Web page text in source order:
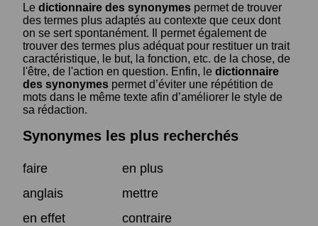
Le dictionnaire des synonymes permet de trouver
des termes plus adaptés au contexte que ceux dont
on se sert spontanément. Il permet également de
trouver des termes plus adéquat pour restituer un trait
caractéristique, le but, la fonction, etc. de la chose, de
l'être, de l'action en question. Enfin, le dictionnaire
des synonymes permet d’éviter une répétition de
mots dans le même texte afin d’améliorer le style de
sa rédaction.
Synonymes les plus recherchés
faire
en plus
anglais
mettre
en effet
contraire